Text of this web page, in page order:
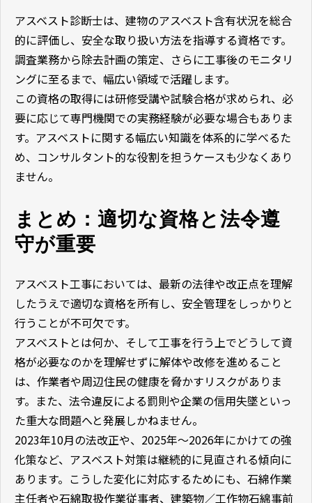
アスベスト診断士は、建物のアスベスト含有状況を総合
的に評価し、安全な取り扱い方法を指導する資格です。
調査業務から除去計画の策定、さらに工事後のモニタリ
ングに至るまで、幅広い領域で活躍します。
この資格の取得には研修受講や試験合格が求められ、必
要に応じて専門機関での実務経験が必要な場合もありま
す。アスベストに関する幅広い知識を体系的に学べるた
め、コンサルタント的な役割を担うケースも少なくあり
ません。
まとめ：適切な資格と法令遵
守が重要
アスベスト工事においては、最新の法律や改正点を理解
したうえで適切な資格を所有し、安全管理をしっかりと
行うことが不可欠です。
アスベストとは何か、そして工事を行う上でどうして資
格が必要なのかを理解せずに解体や改修を進めること
は、作業者や周辺住民の健康を脅かすリスクがありま
す。また、法令違反による罰則や企業の信用失墜といっ
た重大な問題へと発展しかねません。
2023年10月の法改正や、2025年〜2026年にかけての強
化策など、アスベスト対策は継続的に見直される傾向に
あります。こうした変化に対応するためにも、石綿作業
主任者や石綿取扱作業従事者、建築物／工作物石綿事前